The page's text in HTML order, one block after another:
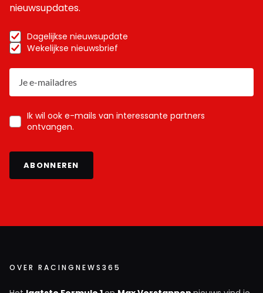
nieuwsupdates.
Dagelijkse nieuwsupdate
Wekelijkse nieuwsbrief
Ik wil ook e-mails van interessante partners
ontvangen.
ABONNEREN
OVER RACINGNEWS365